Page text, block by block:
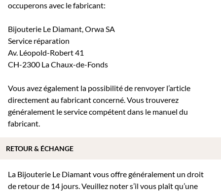
occuperons avec le fabricant:
Bijouterie Le Diamant, Orwa SA
Service réparation
Av. Léopold-Robert 41
CH-2300 La Chaux-de-Fonds
Vous avez également la possibilité de renvoyer l’article
directement au fabricant concerné. Vous trouverez
généralement le service compétent dans le manuel du
fabricant.
La Bijouterie Le Diamant vous offre généralement un droit
de retour de 14 jours. Veuillez noter s’il vous plaît qu’une
RETOUR & ÉCHANGE